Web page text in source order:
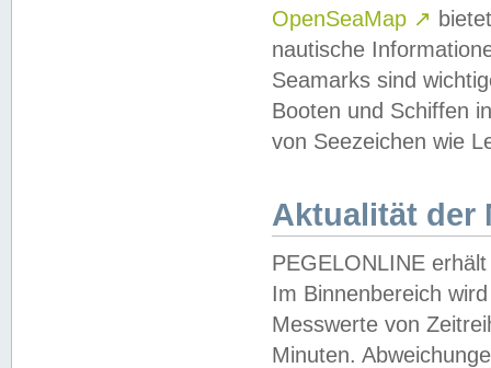
OpenSeaMap ↗
nautische
Seamarks sind
Booten und Schiffen
von Seezeichen wie
Aktualität der
PEGELONLINE
Im Binnenbereich
Messwerte von
Minuten.